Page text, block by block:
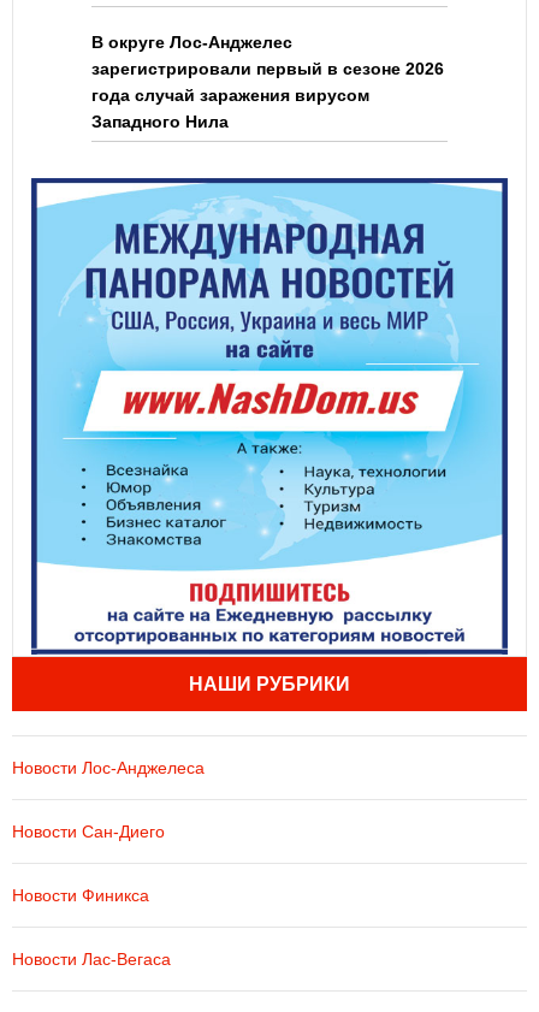
В округе Лос-Анджелес
зарегистрировали первый в сезоне 2026
года случай заражения вирусом
Западного Нила
НАШИ РУБРИКИ
Новости Лос-Анджелеса
Новости Сан-Диего
Новости Финикса
Новости Лас-Вегаса